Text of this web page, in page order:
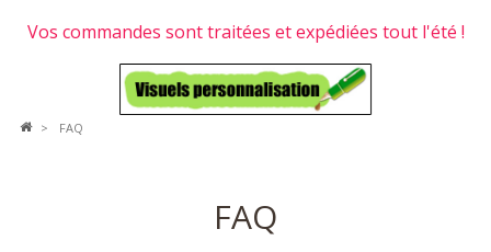
Vos commandes sont traitées et expédiées tout l'été !
> FAQ
FAQ